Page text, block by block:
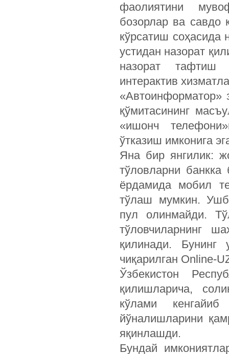
фаолиятини
бозорлар ва савдо
кўрсатиш соҳасида
устидан назорат
назорат тафтиш
интерактив
«Автоинформатор»
қўмитасининг
«ишонч
ўтказиш имконига
Яна бир янгилик:
тўловларни
ёрдамида мобил
тўлаш мумкин.
пул олинмайди.
тўловчиларнинг
қилинади. Бунинг
чиқарилган Online-
Ўзбекистон
қилишларича,
кўлами
йўналишларини
яқинлашди.
Бундай